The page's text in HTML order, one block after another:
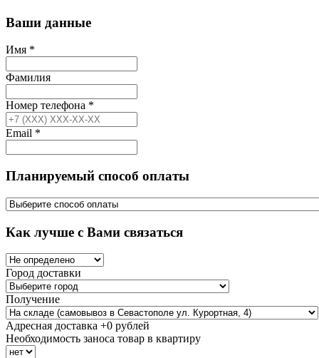
Ваши данные
Имя *
Фамилия
Номер телефона *
Email *
Планируемый способ оплаты
Как лучше с Вами связаться
Город доставки
Получение
Адресная доставка +0 рублей
Необходимость заноса товар в квартиру